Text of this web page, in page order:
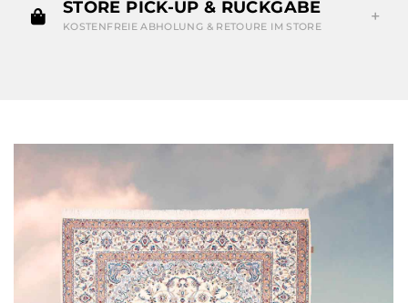
STORE PICK-UP & RÜCKGABE
KOSTENFREIE ABHOLUNG & RETOURE IM STORE